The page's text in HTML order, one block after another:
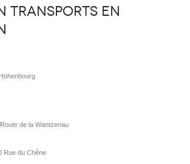
transports en
de la Wantzenau
Rue du Chêne